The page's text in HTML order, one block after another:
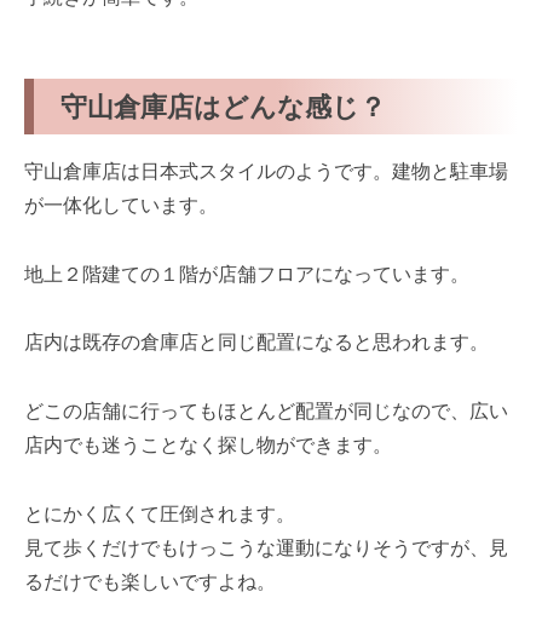
守山倉庫店はどんな感じ？
守山倉庫店は日本式スタイルのようです。建物と駐車場
が一体化しています。
地上２階建ての１階が店舗フロアになっています。
店内は既存の倉庫店と同じ配置になると思われます。
どこの店舗に行ってもほとんど配置が同じなので、広い
店内でも迷うことなく探し物ができます。
とにかく広くて圧倒されます。
見て歩くだけでもけっこうな運動になりそうですが、見
るだけでも楽しいですよね。